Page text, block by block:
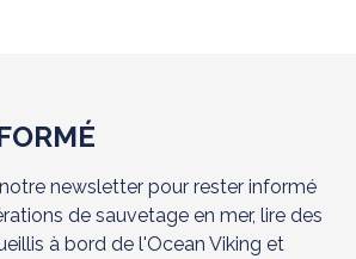
newsletter pour rester informé
de sauvetage en mer, lire des
à bord de l'Ocean Viking et